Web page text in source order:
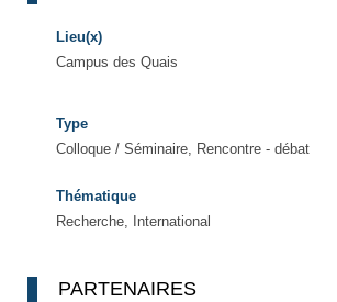
Lieu(x)
Campus des Quais
Type
Colloque / Séminaire, Rencontre - débat
Thématique
Recherche, International
PARTENAIRES